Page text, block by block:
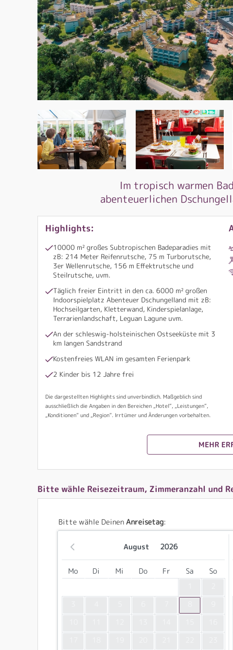
Im tropisch warmen
abenteuerlichen
Highlights:
10000 m² großes Subtropischen Badeparadies mit
zB: 214 Meter Reifenrutsche, 75 m Turborutsche,
3er Wellenrutsche, 156 m Effektrutsche und
Steilrutsche, uvm.
Täglich freier Eintritt in den ca. 6000 m² großen
Indoorspielplatz Abenteuer Dschungelland mit zB:
Hochseilgarten, Kletterwand, Kinderspielanlage,
Terrarienlandschaft, Leguan Lagune uvm.
An der schleswig-holsteinischen Ostseeküste mit 3
km langen Sandstrand
Kostenfreies WLAN im gesamten Ferienpark
2 Kinder bis 12 Jahre frei
Die dargestellten Highlights sind unverbindlich. Maßgeblich sind
ausschließlich die Angaben in den Bereichen „Hotel“, „Leistungen“,
„Konditionen“ und „Region“. Irrtümer und Änderungen vorbehalten.
MEHR
Bitte wähle Reisezeitraum, Zimmeranzahl und
Bitte wähle DeinenAnreisetag:
August 2026
Mo Di Mi Do Fr Sa
So